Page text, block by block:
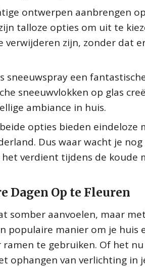
ontwerpen aanbrengen
talloze opties om uit te
verwijderen zijn, zonder dat
sneeuwspray een
sneeuwvlokken op glas
ambiance in huis.
opties bieden eindeloze
Dus waar wacht je nog
verdient tijdens de koude
Dagen Op te Fleuren
somber aanvoelen, maar
populaire manier om je huis
te gebruiken. Of het
ophangen van verlichting in